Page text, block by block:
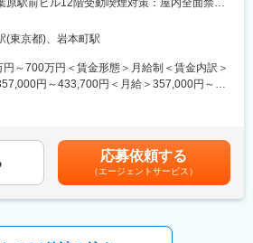
手応えを感じられます。
業務に取り組めます。
が可能です。
定める業務
ー（リーダー候補）は、所属タレントの価値
を牽引するポジションです。スケジュール管
た通常のマネジメント業務に加え、タレント
ロモーション戦略の立案、クライアントとの
メンバーの育成・業務支援など、プレイング
ていく役割が期待されます。
ア設計・ブランディング支援および戦略的な
定める事業所
(東京都)、岩本町駅
円～700万円＜賃金形態＞月給制＜賃金内訳＞
円～433,700円＜月給＞357,000円～
期間・評価に応じて変動■昇給年1回（4月）賃
の金額であり、選考を通じて上下する可能性
額)は固定手当を含めた表記です。
応募依頼する
（エージェントサービス）